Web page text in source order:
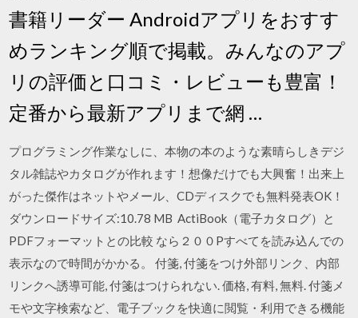
書籍リーダー Androidアプリをおすす
めランキング順で掲載。みんなのアプ
リの評価と口コミ・レビューも豊富！
定番から最新アプリまで網 …
プログラミング作業なしに、本物の本のような素晴らしきデジ
タル雑誌やカタログが作れます！想像だけでも大興奮！出来上
がった傑作はネットやメール、CDディスクでも無料発表OK！
ダウンロードサイズ:10.78 MB ActiBook（電子カタログ）と
PDFフォーマットとの比較 なら２００Pすべてを読み込んでの
表示なので時間がかかる。 付箋, 付箋をつけ外部リンク、内部
リンクへ誘導可能, 付箋はつけられない. 価格, 有料, 無料. 付箋メ
モや文字検索など、電子ブックを快適に閲覧・利用できる機能